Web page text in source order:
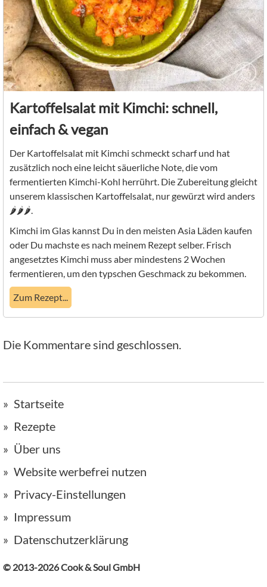
Kartoffelsalat mit Kimchi: schnell,
einfach & vegan
Der Kartoffelsalat mit Kimchi schmeckt scharf und hat
zusätzlich noch eine leicht säuerliche Note, die vom
fermentierten Kimchi-Kohl herrührt. Die Zubereitung gleicht
unserem klassischen Kartoffelsalat, nur gewürzt wird anders
🌶🌶🌶.
Kimchi im Glas kannst Du in den meisten Asia Läden kaufen
oder Du machste es nach meinem Rezept selber. Frisch
angesetztes Kimchi muss aber mindestens 2 Wochen
fermentieren, um den typschen Geschmack zu bekommen.
Zum Rezept...
Die Kommentare sind geschlossen.
Startseite
Rezepte
Über uns
Website werbefrei nutzen
Privacy-Einstellungen
Impressum
Datenschutzerklärung
© 2013-2026 Cook & Soul GmbH